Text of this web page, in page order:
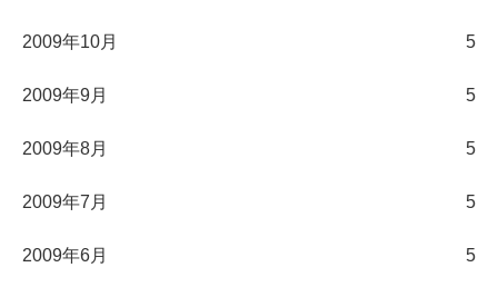
2009年10月 5
2009年9月 5
2009年8月 5
2009年7月 5
2009年6月 5